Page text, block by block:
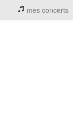
mes concerts